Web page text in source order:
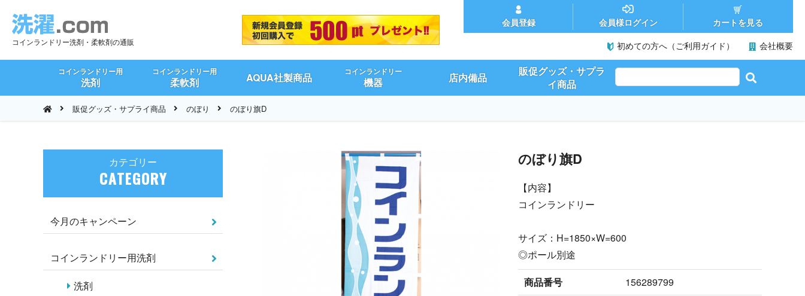
コインランドリー洗剤・柔軟剤の通販
会員登録 会員様ログイン
カートを見る
初めての方へ（ご利用ガイド）
会社概要
コインランドリー用
洗剤
コインランドリー用
柔軟剤 AQUA社製商品 コインランドリー
機器 店内備品
販促グッズ・サプラ
イ商品
販促グッズ・サプライ商品 のぼり のぼり旗D
のぼり旗D
【内容】
コインランドリー
サイズ：H=1850×W=600
◎ポール別途
商品番号
156289799
カテゴリー
CATEGORY
今月のキャンペーン
コインランドリー用洗剤
洗剤